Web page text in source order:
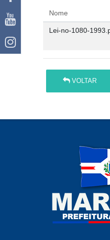
Nome
Lei-no-1080-
VOLTAR